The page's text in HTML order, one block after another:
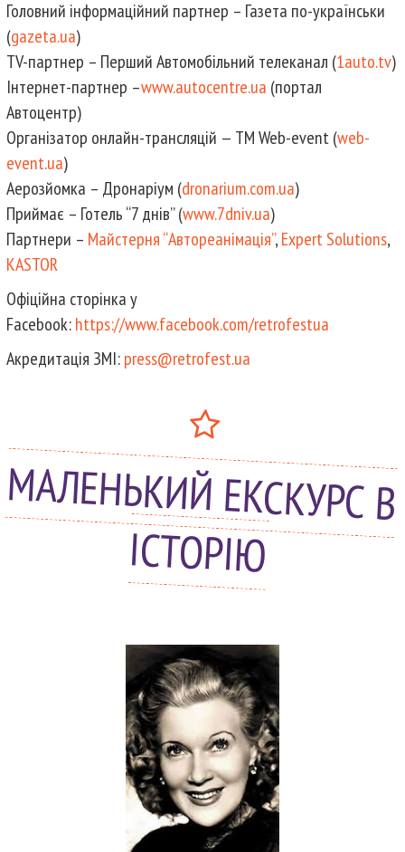
Головний інформаційний партнер – Газета по-українськи
(gazeta.ua)
TV-партнер – Перший Автомобільний телеканал (1auto.tv)
Інтернет-партнер –www.autocentre.ua (портал
Автоцентр)
Організатор онлайн-трансляцій — ТМ Web-event (web-
event.ua)
Аерозйомка – Дронаріум (dronarium.com.ua)
Приймає – Готель “7 днів” (www.7dniv.ua)
Партнери – Майстерня “Автореанімація”,Expert Solutions,
KASTOR
Офіційна сторінка у
Facebook:https://www.facebook.com/retrofestua
Акредитація ЗМІ:press@retrofest.ua
МАЛЕНЬКИЙ ЕКСКУРС В
ІСТОРІЮ